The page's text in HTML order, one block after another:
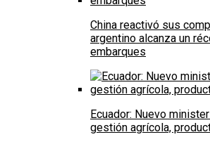
China reactivó sus
argentino alcanza un
embarques
Ecuador: Nuevo
gestión agrícola,